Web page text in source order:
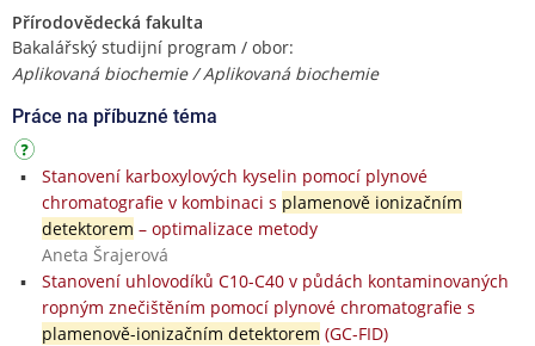
Přírodovědecká fakulta
Bakalářský studijní program / obor:
Aplikovaná biochemie / Aplikovaná biochemie
Práce na příbuzné téma
Stanovení karboxylových kyselin pomocí plynové
chromatografie v kombinaci s plamenově ionizačním
detektorem – optimalizace metody
Aneta Šrajerová
Stanovení uhlovodíků C10-C40 v půdách kontaminovaných
ropným znečištěním pomocí plynové chromatografie s
plamenově-ionizačním detektorem (GC-FID)